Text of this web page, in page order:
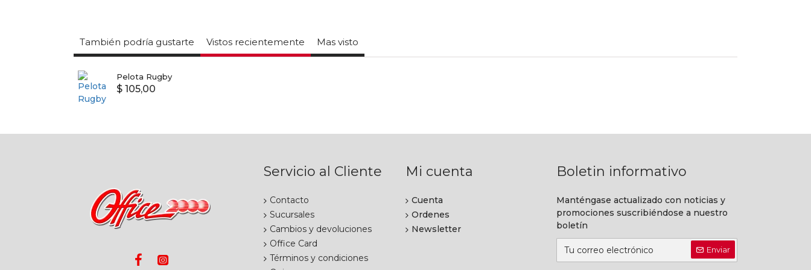
También podría gustarte Vistos recientemente Mas visto
Pelota Rugby
$ 105,00
Servicio al Cliente
Contacto
Sucursales
Cambios y devoluciones
Office Card
Términos y condiciones
Mi cuenta
Cuenta
Ordenes
Newsletter
Boletin informativo
Manténgase actualizado con noticias y
promociones suscribiéndose a nuestro
boletín
Enviar